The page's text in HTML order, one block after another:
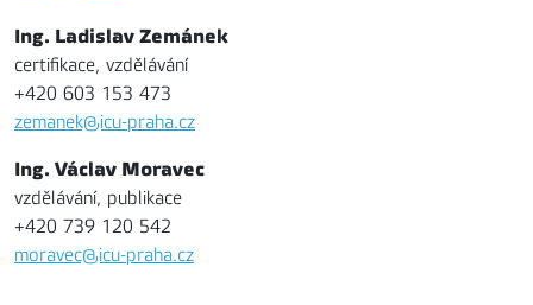
Ing. Ladislav Zemánek
certifikace, vzdělávání
+420 603 153 473
zemanek@icu-praha.cz
Ing. Václav Moravec
vzdělávání, publikace
+420 739 120 542
moravec@icu-praha.cz